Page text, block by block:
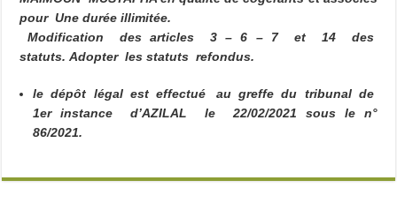
pour Une durée illimitée.
Modification des articles 3 – 6 – 7 et 14 des
statuts. Adopter les statuts refondus.
le dépôt légal est effectué au greffe du tribunal de
1erinstance d’AZILAL le 22/02/2021 sous le n°
86/2021.